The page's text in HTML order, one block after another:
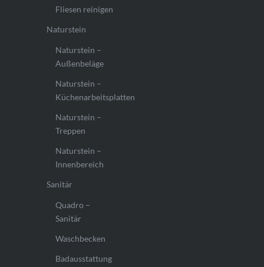
Fliesen reinigen
Naturstein
Naturstein –
Außenbeläge
Naturstein –
Küchenarbeitsplatten
Naturstein –
Treppen
Naturstein –
Innenbereich
Sanitär
Quadro –
Sanitär
Waschbecken
Badausstattung